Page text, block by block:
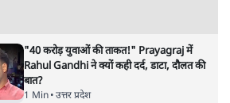
"40 करोड़ युवाओं की ताकत!" Prayagraj में
Rahul Gandhi ने क्यों कही दर्द, डाटा, दौलत की
बात?
1 Min• उत्तर प्रदेश